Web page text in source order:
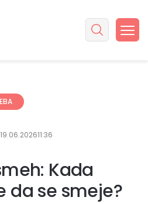
19.06.202611:36
Kada
da se smeje?